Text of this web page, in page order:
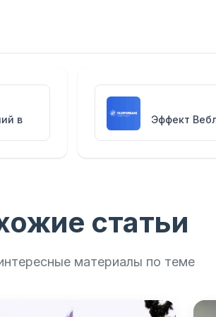
в
Эффект
статьи
материалы по теме